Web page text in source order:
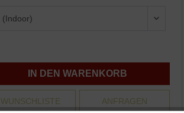
IN DEN WARENKORB
WUNSCHLISTE ANFRAGEN